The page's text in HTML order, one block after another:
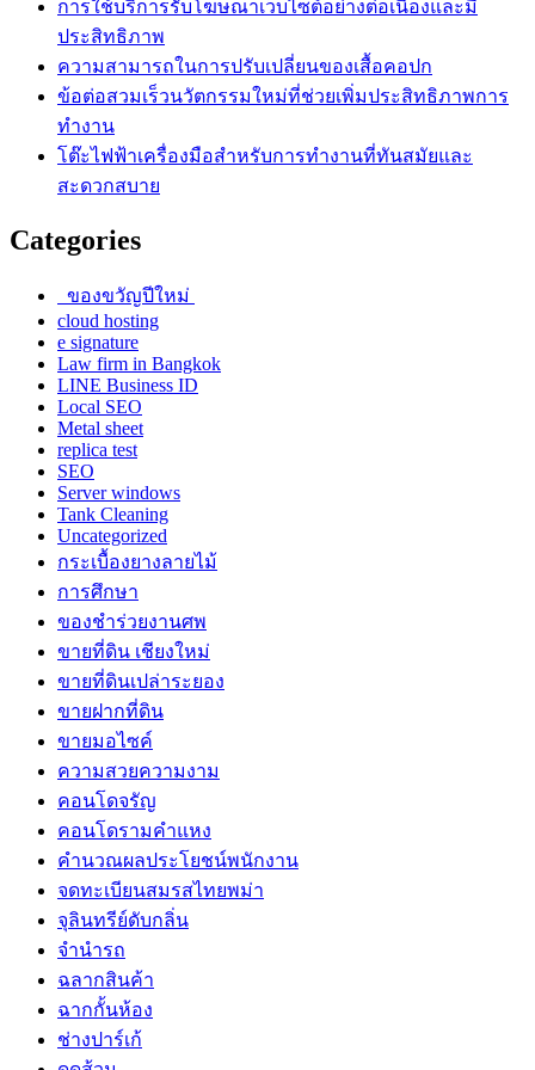
การใช้บริการรับโฆษณาเว็บไซต์อย่างต่อเนื่องและมี
ประสิทธิภาพ
ความสามารถในการปรับเปลี่ยนของเสื้อคอปก
ข้อต่อสวมเร็วนวัตกรรมใหม่ที่ช่วยเพิ่มประสิทธิภาพการ
ทำงาน
โต๊ะไฟฟ้าเครื่องมือสำหรับการทำงานที่ทันสมัยและ
สะดวกสบาย
Categories
ของขวัญปีใหม่
cloud hosting
e signature
Law firm in Bangkok
LINE Business ID
Local SEO
Metal sheet
replica test
SEO
Server windows
Tank Cleaning
Uncategorized
กระเบื้องยางลายไม้
การศึกษา
ของชำร่วยงานศพ
ขายที่ดิน เชียงใหม่
ขายที่ดินเปล่าระยอง
ขายฝากที่ดิน
ขายมอไซค์
ความสวยความงาม
คอนโดจรัญ
คอนโดรามคำแหง
คำนวณผลประโยชน์พนักงาน
จดทะเบียนสมรสไทยพม่า
จุลินทรีย์ดับกลิ่น
จํานํารถ
ฉลากสินค้า
ฉากกั้นห้อง
ช่างปาร์เก้